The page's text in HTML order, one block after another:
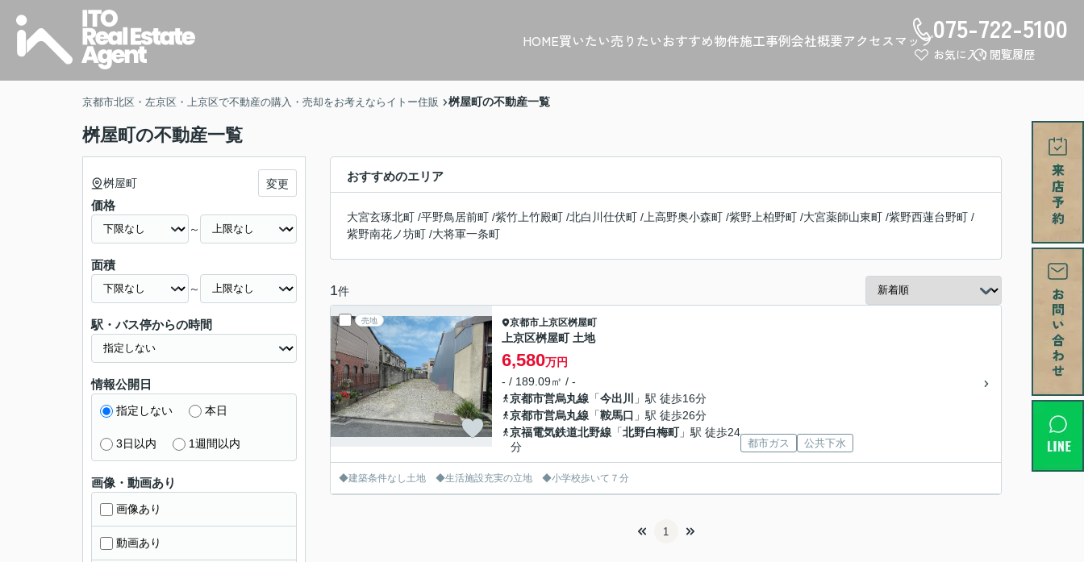
HOME買いたい売りたいおすすめ物件施工事例会社概要アクセスマップ075-722-5100
お気に入り 閲覧履歴
京都市北区・左京区・上京区で不動産の購入・売却をお考えならイトー住販 桝屋町の不動産一覧
桝屋町の不動産一覧
おすすめのエリア
大宮玄琢北町 /平野鳥居前町 /紫竹上竹殿町 /北白川仕伏町 / 上高野奥小森町 /紫野上柏野町 /大宮薬師山東町 /紫野西蓮台野町 /
紫野南花ノ坊町 /大将軍一条町
1件
売地 京都市上京区桝屋町
上京区桝屋町 土地
6,580万円
- / 189.09㎡ / -
京都市営烏丸線 「今出川
」駅 徒歩16分
京都市営烏丸線 「鞍馬口 」駅 徒歩26分
京福電気鉄道北野線 「北野白梅町」駅 徒歩24
分
都市ガス 公共下水
◆建築条件なし土地 ◆生活施設充実の立地 ◆小学校歩いて７分
1
桝屋町 変更
価格
～
面積
～
駅・バス停からの時間
情報公開日
指定しない 本日
3日以内 1週間以内
画像・動画あり
画像あり
動画あり